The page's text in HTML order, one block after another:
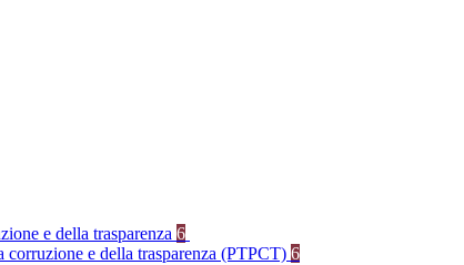
e della trasparenza 6
e della trasparenza (PTPCT) 6